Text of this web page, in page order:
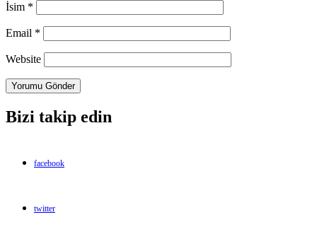
İsim *
Email *
Website
Bizi takip edin
facebook
twitter